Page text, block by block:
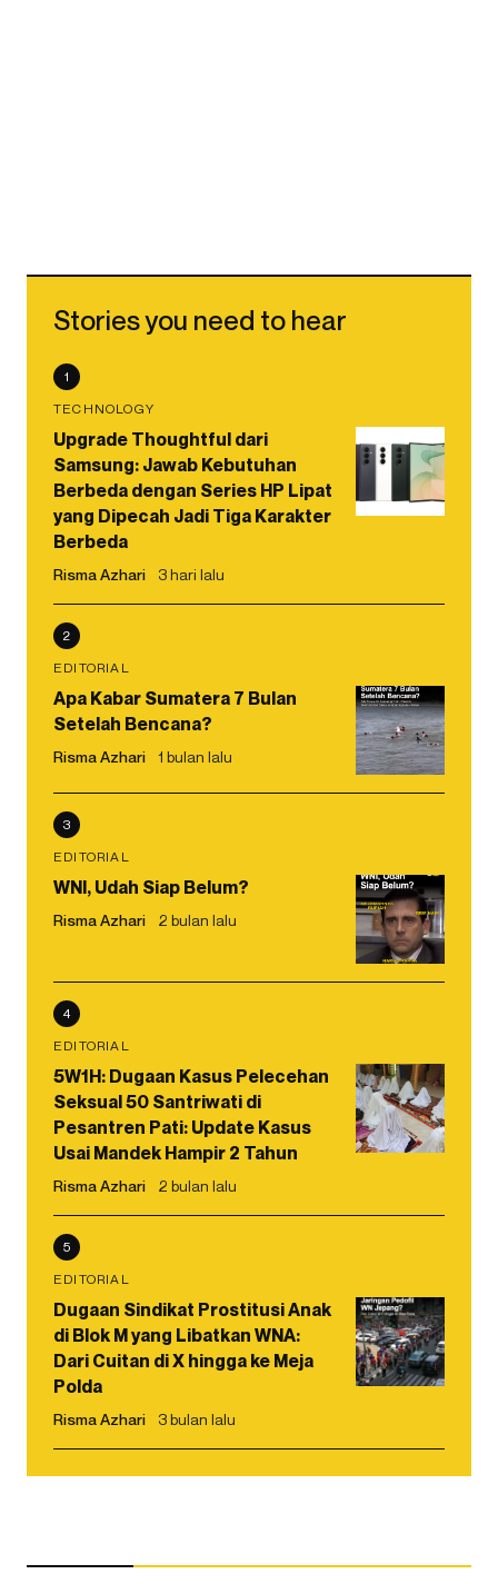
Stories you need to hear
1
TECHNOLOGY
Upgrade Thoughtful dari
Samsung: Jawab Kebutuhan
Berbeda dengan Series HP Lipat
yang Dipecah Jadi Tiga Karakter
Berbeda
Risma Azhari 3 hari lalu
2
EDITORIAL
Apa Kabar Sumatera 7 Bulan
Setelah Bencana?
Risma Azhari 1 bulan lalu
3
EDITORIAL
WNI, Udah Siap Belum?
Risma Azhari 2 bulan lalu
4
EDITORIAL
5W1H: Dugaan Kasus Pelecehan
Seksual 50 Santriwati di
Pesantren Pati: Update Kasus
Usai Mandek Hampir 2 Tahun
Risma Azhari 2 bulan lalu
5
EDITORIAL
Dugaan Sindikat Prostitusi Anak
di Blok M yang Libatkan WNA:
Dari Cuitan di X hingga ke Meja
Polda
Risma Azhari 3 bulan lalu